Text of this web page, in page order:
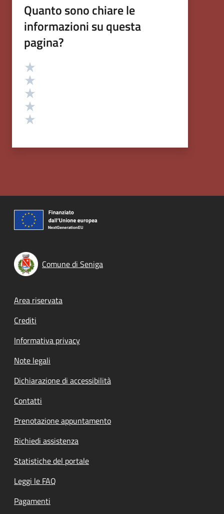
Quanto sono chiare le
informazioni su questa
pagina?
Valutazione
Comune di Seniga
Footer menu
Area riservata
Crediti
Informativa privacy
Note legali
Dichiarazione di accessibilità
Contatti
Prenotazione appuntamento
Richiedi assistenza
Statistiche del portale
Leggi le FAQ
Pagamenti